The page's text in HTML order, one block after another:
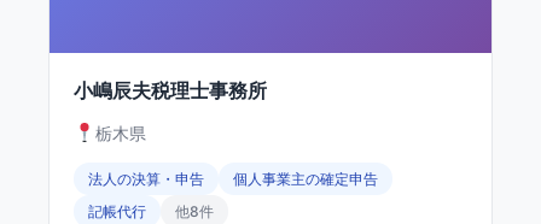
小嶋辰夫税理士事務所
栃木県
法人の決算・申告
個人事業主の確定申告
記帳代行
他8件